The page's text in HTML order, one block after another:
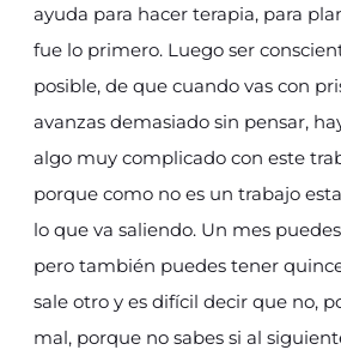
ayuda para hacer terapia, para
fue lo primero. Luego ser
posible, de que cuando vas con
avanzas demasiado sin pensar,
algo muy complicado con este
porque como no es un trabajo
lo que va saliendo. Un mes
pero también puedes tener
sale otro y es difícil decir que no,
mal, porque no sabes si al